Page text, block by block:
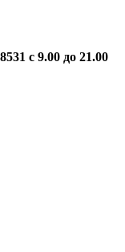
с 9.00 до 21.00